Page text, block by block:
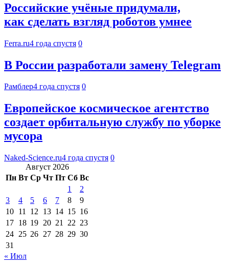
Российские учёные придумали,
как сделать взгляд роботов умнее
Ferra.ru4 года спустя 0
В России разработали замену Telegram
Рамблер4 года спустя 0
Европейское космическое агентство
создает орбитальную службу по уборке
мусора
Naked-Science.ru4 года спустя 0
Август 2026
Пн Вт Ср Чт Пт Сб Вс
1
2
3
4 5 6 7 8
9
10 11 12 13 14 15 16
17 18 19 20 21 22 23
24 25 26 27 28 29 30
31
« Июл